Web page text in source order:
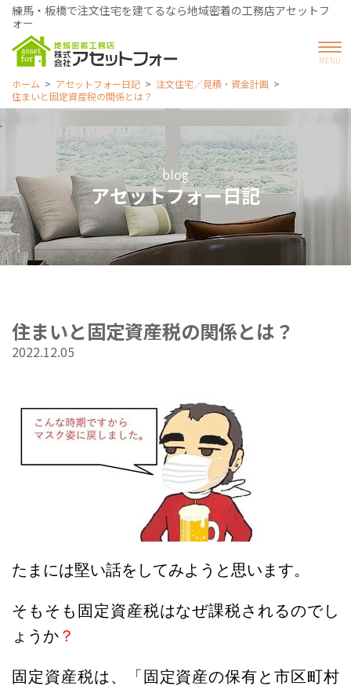
練馬・板橋で注文住宅を建てるなら地域密着の工務店アセットフ
ォー
ホーム アセットフォー日記
注文住宅／見積・資金計画
住まいと固定資産税の関係とは？
blog
アセットフォー日記
住まいと固定資産税の関係とは？
2022.12.05
たまには堅い話をしてみようと思います。
そもそも固定資産税はなぜ課税されるのでし
ょうか ？
固定資産税は、「固定資産の保有と市区町村